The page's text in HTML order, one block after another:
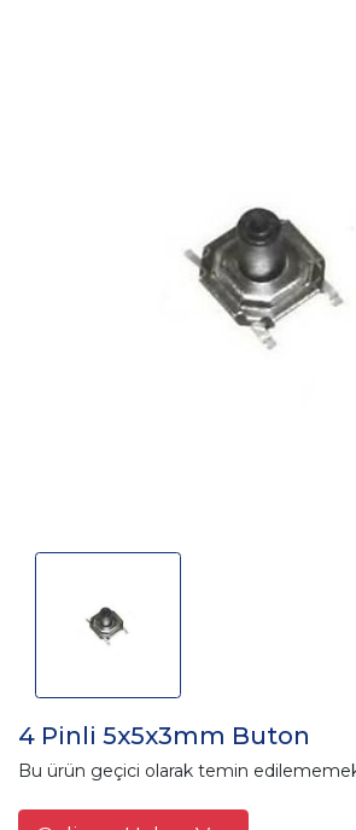
4 Pinli 5x5x3mm Buton
Bu ürün geçici olarak temin